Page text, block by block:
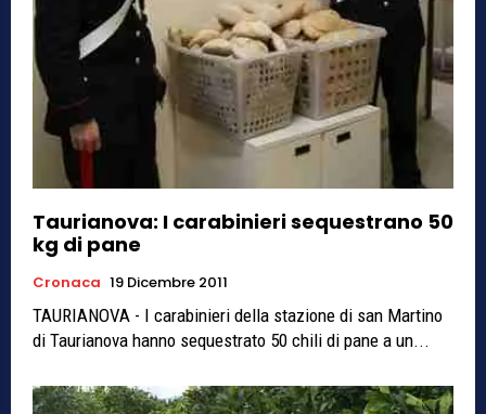
Taurianova: I carabinieri sequestrano 50
kg di pane
Cronaca 19 Dicembre 2011
TAURIANOVA - I carabinieri della stazione di san Martino
di Taurianova hanno sequestrato 50 chili di pane a un...